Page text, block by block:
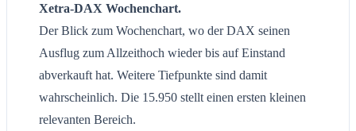
Xetra-DAX Wochenchart.
Der Blick zum Wochenchart, wo der DAX seinen
Ausflug zum Allzeithoch wieder bis auf Einstand
abverkauft hat. Weitere Tiefpunkte sind damit
wahrscheinlich. Die 15.950 stellt einen ersten kleinen
relevanten Bereich.